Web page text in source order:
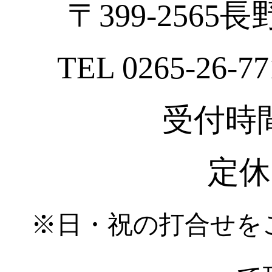
〒399-2565長
TEL 0265-26-
受付時
定
※日・祝の打合せを